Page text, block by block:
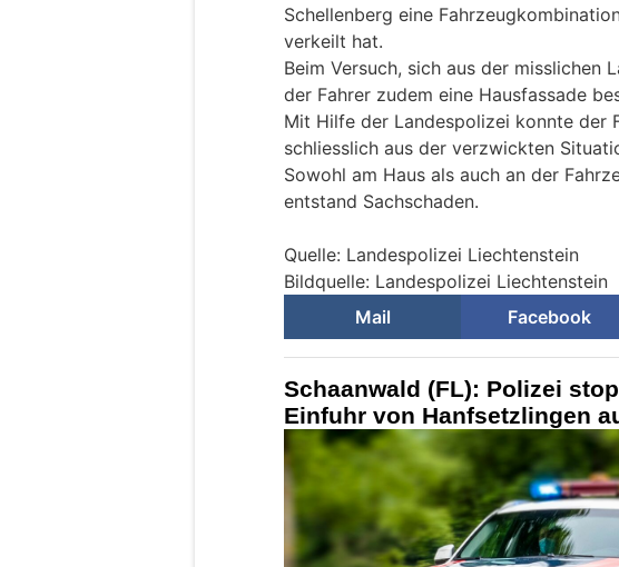
Schellenberg eine
verkeilt hat.
Beim Versuch, sich aus der misslichen
der Fahrer zudem eine Hausfassade
Mit Hilfe der Landespolizei konnte der
schliesslich aus der verzwickten
Sowohl am Haus als auch an der
entstand Sachschaden.
Quelle: Landespolizei Liechtenstein
Bildquelle: Landespolizei Liechtenstein
Mail
Facebook
Schaanwald (FL): Polizei
Einfuhr von Hanfsetzlingen